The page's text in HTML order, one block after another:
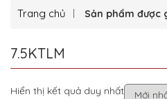
Trang chủ Sản phẩm được
7.5KTLM
Hiển thị kết quả duy nhất